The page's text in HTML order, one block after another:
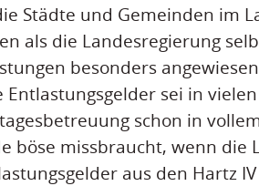
Städte und Gemeinden im
als die Landesregierung
besonders
Entlastungsgelder sei in
schon in
böse missbraucht, wenn die
aus den Hartz